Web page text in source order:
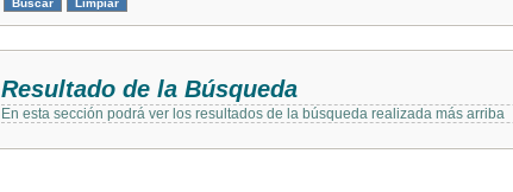
Resultado de la Búsqueda
En esta sección podrá ver los resultados de la búsqueda realizada más arriba